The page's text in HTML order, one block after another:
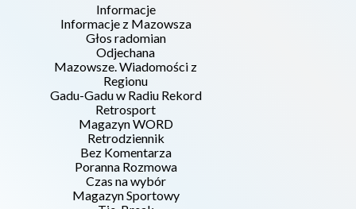
Informacje
Informacje z Mazowsza
Głos radomian
Odjechana
Mazowsze. Wiadomości z
Regionu
Gadu-Gadu w Radiu Rekord
Retrosport
Magazyn WORD
Retrodziennik
Bez Komentarza
Poranna Rozmowa
Czas na wybór
Magazyn Sportowy